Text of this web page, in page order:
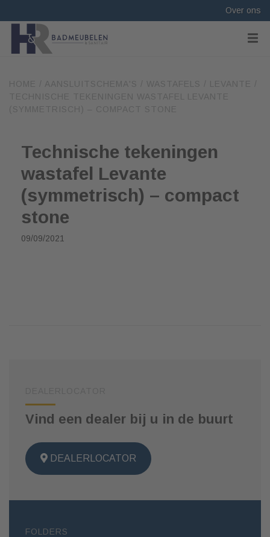
Over ons
HOME AANSLUITSCHEMA'S WASTAFELS LEVANTE
TECHNISCHE TEKENINGEN WASTAFEL LEVANTE
(SYMMETRISCH) – COMPACT STONE
Technische tekeningen
wastafel Levante
(symmetrisch) – compact
stone
09/09/2021
Vind een dealer bij u in de buurt
DEALERLOCATOR
FOLDERS